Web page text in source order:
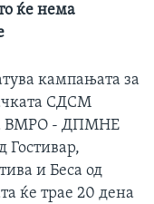
ќе нема
кампањата за
СДСМ
ВМРО - ДПМНЕ
и Беса од
ќе трае 20 дена